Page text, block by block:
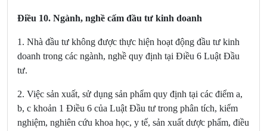
Điều 10. Ngành, nghề cấm đầu tư kinh doanh
1. Nhà đầu tư không được thực hiện hoạt động đầu tư kinh
doanh trong các ngành, nghề quy định tại Điều 6 Luật Đầu
tư.
2. Việc sản xuất, sử dụng sản phẩm quy định tại các điểm a,
b, c khoản 1 Điều 6 của Luật Đầu tư trong phân tích, kiểm
nghiệm, nghiên cứu khoa học, y tế, sản xuất dược phẩm, điều